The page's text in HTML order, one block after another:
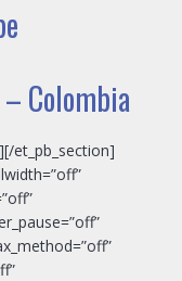
Colombia
et_pb_section]